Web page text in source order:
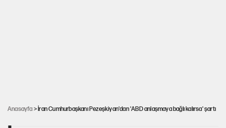
Anasayfa > İran Cumhurbaşkanı Pezeşkiyan'dan 'ABD anlaşmaya bağlı kalırsa' şartı